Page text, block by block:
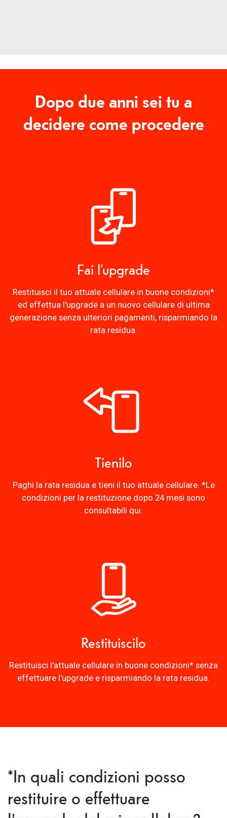
Dopo due anni sei tu a
decidere come procedere
Fai l’upgrade
Restituisci il tuo attuale cellulare in buone condizioni*
ed effettua l'upgrade a un nuovo cellulare di ultima
generazione senza ulteriori pagamenti, risparmiando la
rata residua.
Tienilo
Paghi la rata residua e tieni il tuo attuale cellulare. *Le
condizioni per la restituzione dopo 24 mesi sono
consultabili qui.
Restituiscilo
Restituisci l'attuale cellulare in buone condizioni* senza
effettuare l'upgrade e risparmiando la rata residua.
*In quali condizioni posso
restituire o effettuare